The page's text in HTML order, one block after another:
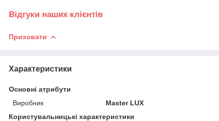
Відгуки наших клієнтів
Приховати
Характеристики
Основні атрибути
Виробник
Master LUX
Користувальницькі характеристики